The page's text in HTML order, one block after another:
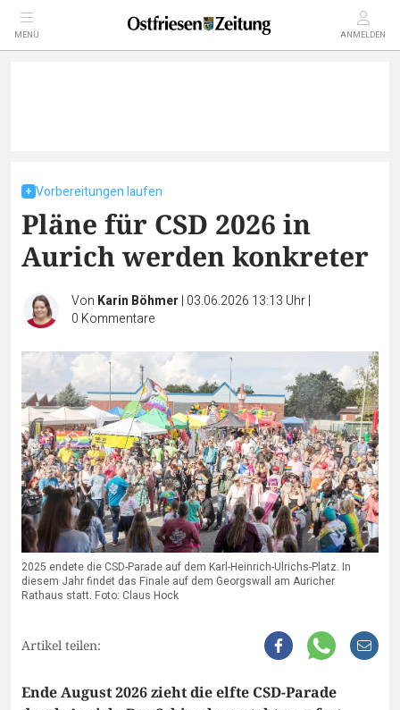
MENÜ ANMELDEN
Vorbereitungen laufen
Pläne für CSD 2026 in
Aurich werden konkreter
Von Karin Böhmer | 03.06.2026 13:13 Uhr|
0 Kommentare
2025 endete die CSD-Parade auf dem Karl-Heinrich-Ulrichs-Platz. In
diesem Jahr findet das Finale auf dem Georgswall am Auricher
Rathaus statt. Foto: Claus Hock
Artikel teilen:
Ende August 2026 zieht die elfte CSD-Parade